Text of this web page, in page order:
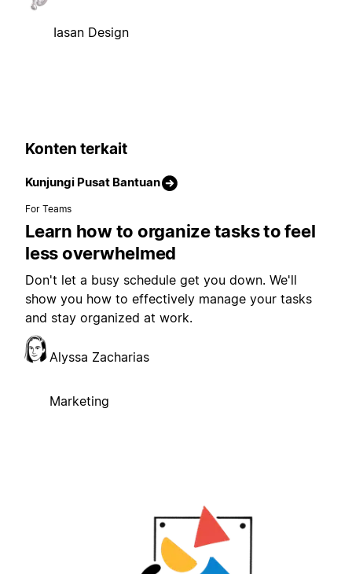
Iasan Design
Konten terkait
Kunjungi Pusat Bantuan
For Teams
Learn how to organize tasks to feel
less overwhelmed
Don't let a busy schedule get you down. We'll
show you how to effectively manage your tasks
and stay organized at work.
Alyssa Zacharias
Marketing